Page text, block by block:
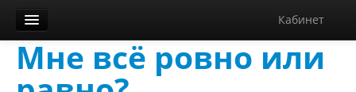
Кабинет
Орфограммка
Библиотека
Мне всё ровно или